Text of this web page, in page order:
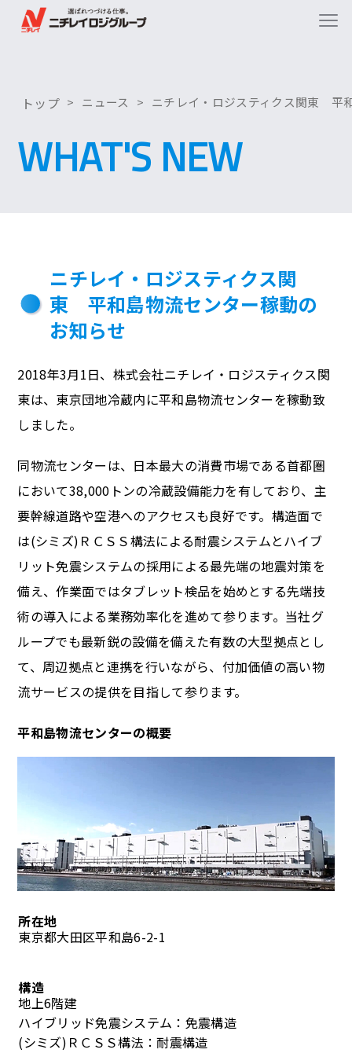
トップ ニュース ニチレイ・ロジスティクス関東 平
WHAT'S NEW
ニチレイ・ロジスティクス関
東 平和島物流センター稼動の
お知らせ
2018年3月1日、株式会社ニチレイ・ロジスティクス関
東は、東京団地冷蔵内に平和島物流センターを稼動致
しました。
同物流センターは、日本最大の消費市場である首都圏
において38,000トンの冷蔵設備能力を有しており、主
要幹線道路や空港へのアクセスも良好です。構造面で
は(シミズ)ＲＣＳＳ構法による耐震システムとハイブ
リット免震システムの採用による最先端の地震対策を
備え、作業面ではタブレット検品を始めとする先端技
術の導入による業務効率化を進めて参ります。当社グ
ループでも最新鋭の設備を備えた有数の大型拠点とし
て、周辺拠点と連携を行いながら、付加価値の高い物
流サービスの提供を目指して参ります。
平和島物流センターの概要
所在地
東京都大田区平和島6-2-1
構造
地上6階建
ハイブリッド免震システム：免震構造
(シミズ)ＲＣＳＳ構法：耐震構造